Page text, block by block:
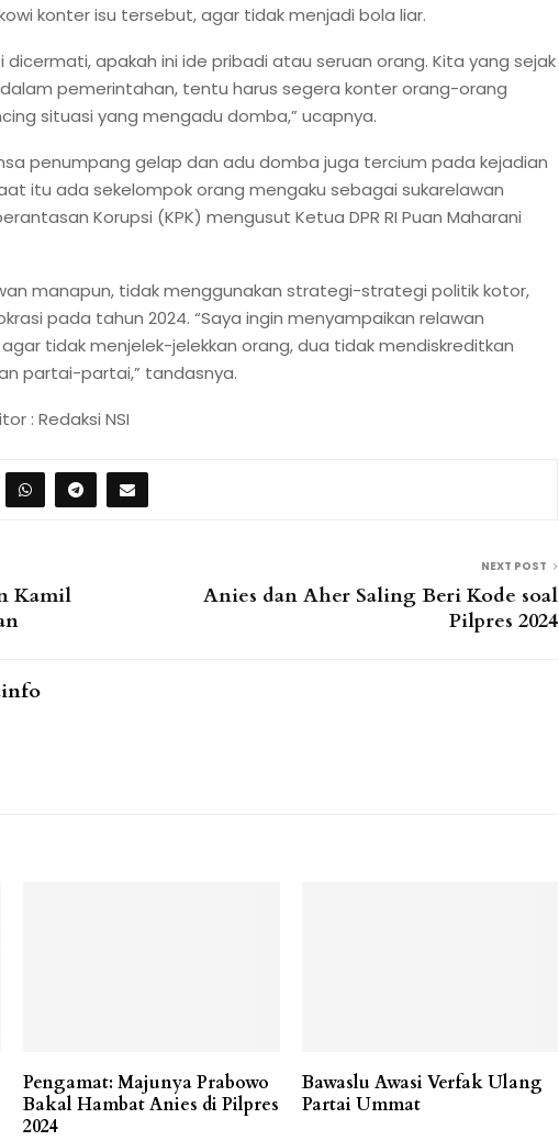
konter isu tersebut, agar tidak menjadi bola liar.
dicermati, apakah ini ide pribadi atau seruan orang. Kita yang sejak
pemerintahan, tentu harus segera konter orang-orang
situasi yang mengadu domba,” ucapnya.
penumpang gelap dan adu domba juga tercium pada kejadian
itu ada sekelompok orang mengaku sebagai sukarelawan
Korupsi (KPK) mengusut Ketua DPR RI Puan Maharani
manapun, tidak menggunakan strategi-strategi politik kotor,
pada tahun 2024. “Saya ingin menyampaikan relawan
tidak menjelek-jelekkan orang, dua tidak mendiskreditkan
partai-partai,” tandasnya.
: Redaksi NSI
Kamil
NEXT POST
Anies dan Aher Saling Beri Kode soal
Pilpres 2024
Pengamat: Majunya Prabowo
Bakal Hambat Anies di Pilpres
2024
Bawaslu Awasi Verfak Ulang
Partai Ummat